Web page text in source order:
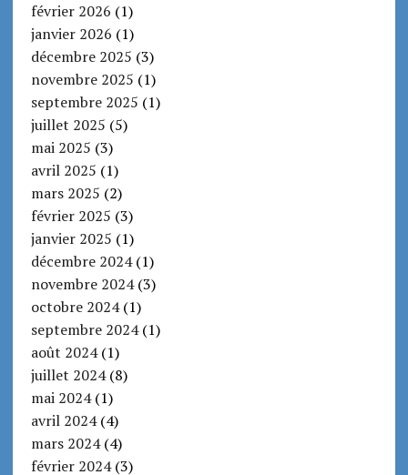
février 2026 (1)
janvier 2026 (1)
décembre 2025 (3)
novembre 2025 (1)
septembre 2025 (1)
juillet 2025 (5)
mai 2025 (3)
avril 2025 (1)
mars 2025 (2)
février 2025 (3)
janvier 2025 (1)
décembre 2024(1)
novembre 2024(3)
octobre 2024(1)
septembre 2024(1)
août 2024(1)
juillet 2024(8)
mai 2024(1)
avril 2024(4)
mars 2024(4)
février 2024(3)